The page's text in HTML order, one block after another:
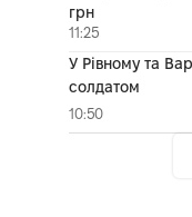
грн
11:25
У Рівному та
солдатом
10:50